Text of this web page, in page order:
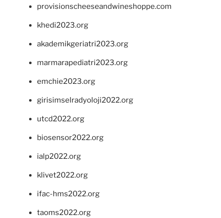
provisionscheeseandwineshoppe.com
khedi2023.org
akademikgeriatri2023.org
marmarapediatri2023.org
emchie2023.org
girisimselradyoloji2022.org
utcd2022.org
biosensor2022.org
ialp2022.org
klivet2022.org
ifac-hms2022.org
taoms2022.org